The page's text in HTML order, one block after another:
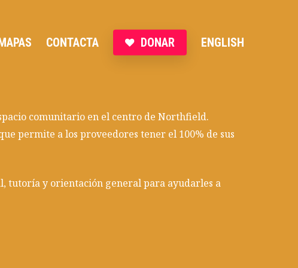
CONTACTA DONAR ENGLISH
comunitario en el centro de Northfield.
permite a los proveedores tener el 100% de sus
tutoría y orientación general para ayudarles a